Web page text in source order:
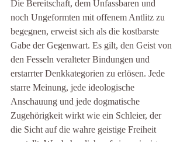
Die Bereitschaft, dem Unfassbaren und
noch Ungeformten mit offenem Antlitz zu
begegnen, erweist sich als die kostbarste
Gabe der Gegenwart. Es gilt, den Geist von
den Fesseln veralteter Bindungen und
erstarrter Denkkategorien zu erlösen. Jede
starre Meinung, jede ideologische
Anschauung und jede dogmatische
Zugehörigkeit wirkt wie ein Schleier, der
die Sicht auf die wahre geistige Freiheit